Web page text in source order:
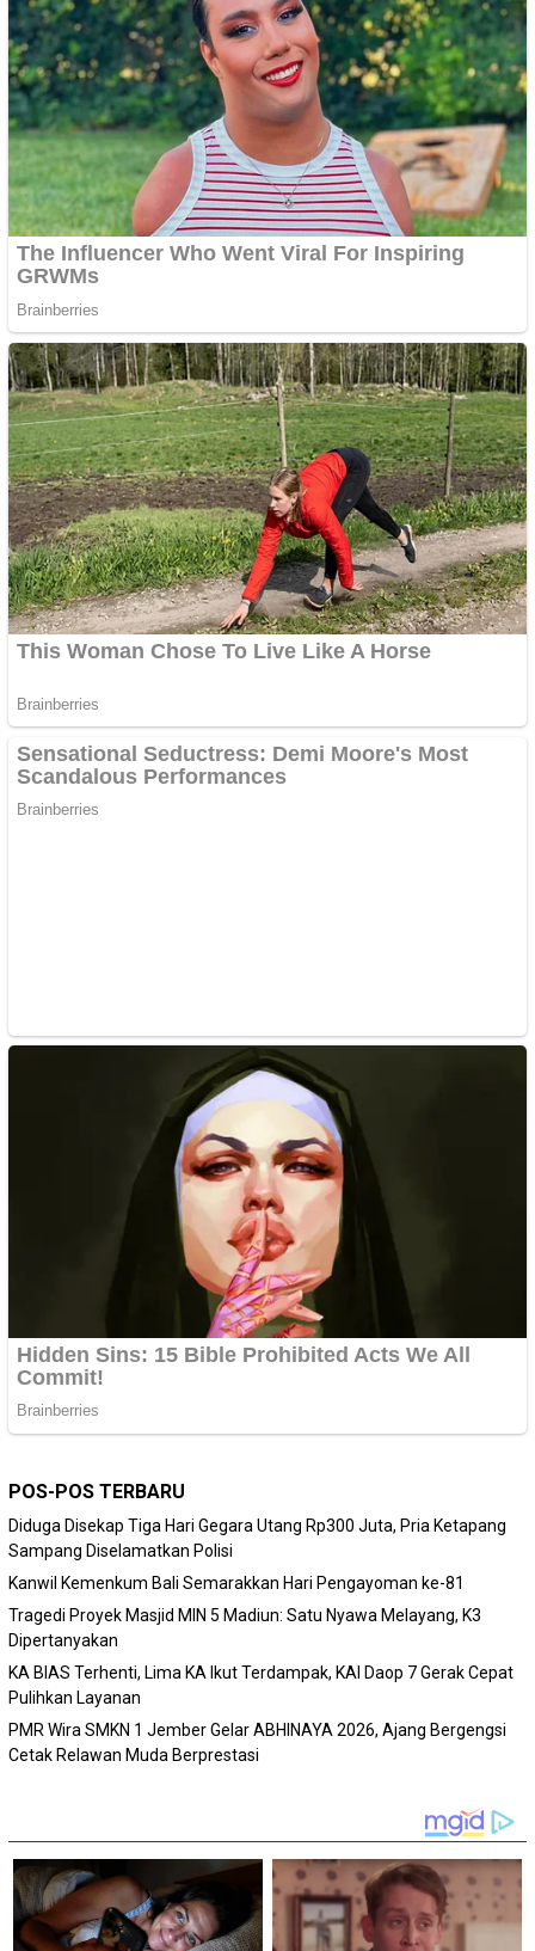
POS-POS TERBARU
Diduga Disekap Tiga Hari Gegara Utang Rp300 Juta, Pria Ketapang
Sampang Diselamatkan Polisi
Kanwil Kemenkum Bali Semarakkan Hari Pengayoman ke-81
Tragedi Proyek Masjid MIN 5 Madiun: Satu Nyawa Melayang, K3
Dipertanyakan
KA BIAS Terhenti, Lima KA Ikut Terdampak, KAI Daop 7 Gerak Cepat
Pulihkan Layanan
PMR Wira SMKN 1 Jember Gelar ABHINAYA 2026, Ajang Bergengsi
Cetak Relawan Muda Berprestasi